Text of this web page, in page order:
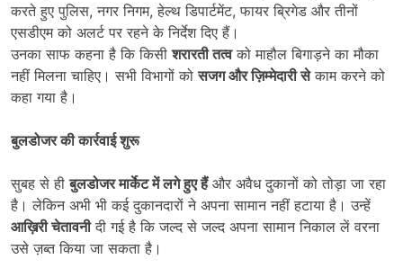
करते हुए पुलिस, नगर निगम, हेल्थ डिपार्टमेंट, फायर ब्रिगेड और तीनों
एसडीएम को अलर्ट पर रहने के निर्देश दिए हैं।
उनका साफ कहना है कि किसीशरारती तत्वको माहौल बिगाड़ने का मौका
नहीं मिलना चाहिए। सभी विभागों कोसजग और ज़िम्मेदारी सेकाम करने को
कहा गया है।
बुलडोजर की कार्रवाई शुरू
सुबह से हीबुलडोजर मार्केट में लगे हुए हैंऔर अवैध दुकानों को तोड़ा जा रहा
है। लेकिन अभी भी कई दुकानदारों ने अपना सामान नहीं हटाया है। उन्हें
आख़िरी चेतावनीदी गई है कि जल्द से जल्द अपना सामान निकाल लें वरना
उसे ज़ब्त किया जा सकता है।